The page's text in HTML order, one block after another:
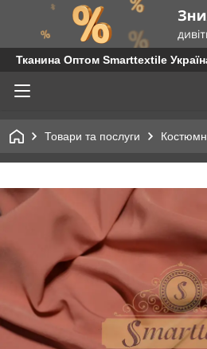
Тканина Оптом Smarttextile
Товари та послуги